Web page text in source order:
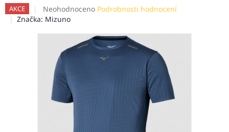
AKCE
Průměrné
hodnocení
hvězdiček.
Neohodnoceno Podrobnosti hodnocení
Značka: Mizuno